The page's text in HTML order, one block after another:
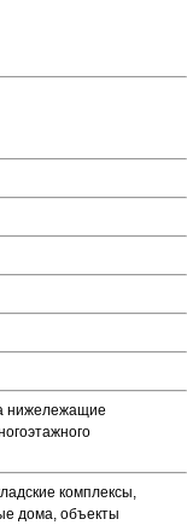
нижележащие
комплексы,
дома, объекты